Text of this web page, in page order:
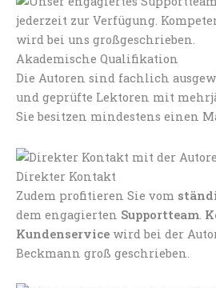
Akademische Qualifikation
Die Autoren sind fachlich
und geprüfte Lektoren mit
Sie besitzen mindestens einen
Direkter Kontakt
Zudem profitieren Sie vom
dem engagierten Supportteam.
Kundenservice wird bei der
Beckmann groß geschrieben.